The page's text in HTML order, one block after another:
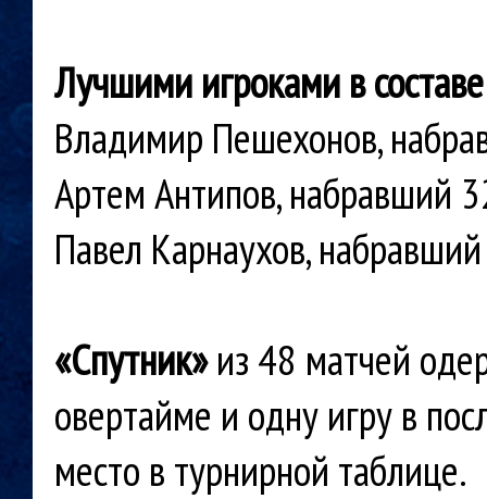
Лучшими игроками в
Владимир Пешехонов,
Артем Антипов, набравший
Павел Карнаухов,
«Спутник»из 48 матчей
овертайме и одну игру в
место в турнирной таблице.